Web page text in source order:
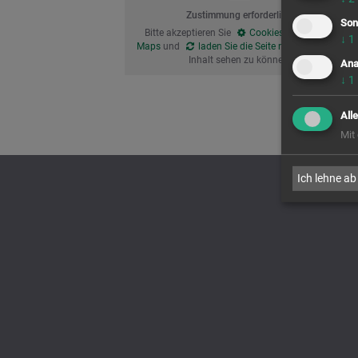
Zustimmung erforderlich!
Bitte akzeptieren Sie
Cookies von Google
Maps und laden Sie die Seite neu
, um diesen
Inhalt sehen zu können.
↓ 1
↓ 1
Mit
Ich lehne ab